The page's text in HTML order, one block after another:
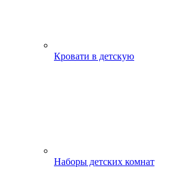
Кровати в детскую
Наборы детских комнат